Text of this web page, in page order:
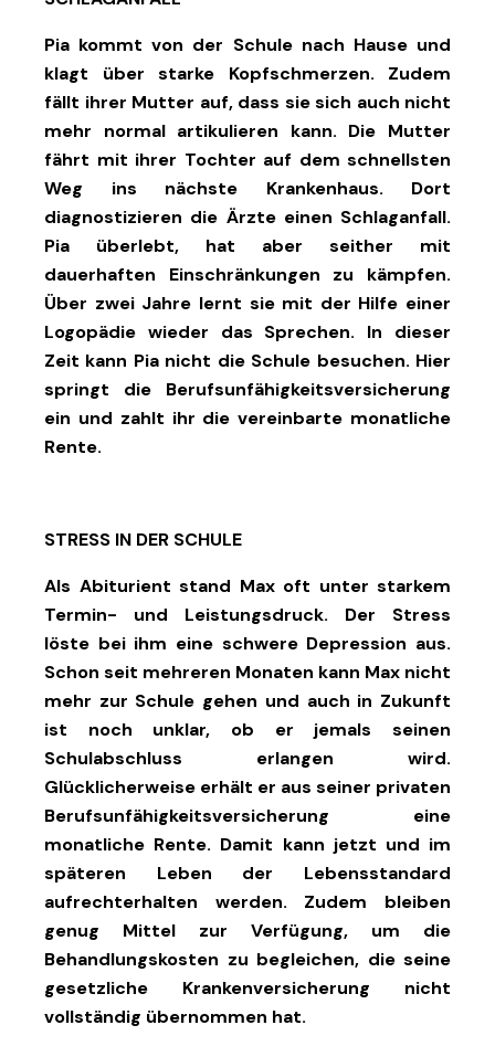
Pia kommt von der Schule nach Hause und
klagt über starke Kopfschmerzen. Zudem
fällt ihrer Mutter auf, dass sie sich auch nicht
mehr normal artikulieren kann. Die Mutter
fährt mit ihrer Tochter auf dem schnellsten
Weg ins nächste Krankenhaus. Dort
diagnostizieren die Ärzte einen Schlaganfall.
Pia überlebt, hat aber seither mit
dauerhaften Einschränkungen zu kämpfen.
Über zwei Jahre lernt sie mit der Hilfe einer
Logopädie wieder das Sprechen. In dieser
Zeit kann Pia nicht die Schule besuchen. Hier
springt die Berufsunfähigkeitsversicherung
ein und zahlt ihr die vereinbarte monatliche
Rente.
STRESS IN DER SCHULE
Als Abiturient stand Max oft unter starkem
Termin- und Leistungsdruck. Der Stress
löste bei ihm eine schwere Depression aus.
Schon seit mehreren Monaten kann Max nicht
mehr zur Schule gehen und auch in Zukunft
ist noch unklar, ob er jemals seinen
Schulabschluss erlangen wird.
Glücklicherweise erhält er aus seiner privaten
Berufsunfähigkeitsversicherung eine
monatliche Rente. Damit kann jetzt und im
späteren Leben der Lebensstandard
aufrechterhalten werden. Zudem bleiben
genug Mittel zur Verfügung, um die
Behandlungskosten zu begleichen, die seine
gesetzliche Krankenversicherung nicht
vollständig übernommen hat.